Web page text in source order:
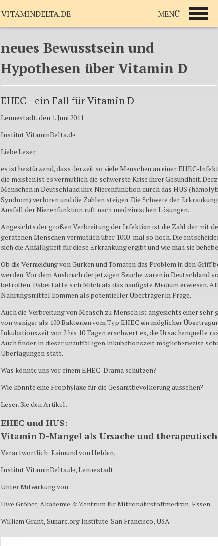
neues Bewusstsein und
Hypothesen über Vitamin D
EHEC - ein Fall für Vitamin D
Lennestadt, den 1. Juni 2011
Institut VitaminDelta.de
Liebe Leser,
es ist bestürzend, dass derzeit so viele Menschen an einer EHEC-
die meisten ist es vermutlich die schwerste Krise ihrer Gesundheit.
Menschen in Deutschland ihre Nierenfunktiondurch das HUS (
Syndrom) verloren und die Zahlen steigen. Die Schwere der
Ausfall derNierenfunktion ruft nach medizinischen Lösungen.
Angesichts der großen Verbreitung der Infektion ist die Zahl der mit
geratenen Menschen vermutlich über 1000-mal so hoch. Die
sich die Anfälligkeit fürdiese Erkrankung ergibt und wie man sie
Ob die Vermeidung von Gurken und Tomaten das Problem in den Griff
werden. Vor dem Ausbruch der jetzigen Seuche waren in Deutschland
betroffen. Dabei hatte sich Milch als das häufigste Medium erwiesen.
Nahrungsmittel kommen als potentieller Überträger in Frage.
Auch die Verbreitung von Mensch zu Mensch ist angesichts einer sehr
von weniger als 100 Bakterien vom Typ EHEC ein möglicher
Inkubationszeit von 2 bis 10 Tagen erschwert es, die Ursachenquelle
Auch finden in dieser unauffälligen Inkubationszeit möglicherweise
Übertagungen statt.
Was könnte uns vor einem EHEC-Drama schützen?
Wie könnte eine Prophylaxe für die Gesamtbevölkerung aussehen?
Lesen Sie den Artikel:
EHEC und HUS:
Vitamin D-Mangel als Ursache und
Verantwortlich: Raimund von Helden,
Institut VitaminDelta.de, Lennestadt
Unter Mitwirkung von :
Uwe Gröber, Akademie & Zentrum für Mikronährstoffmedizin, Essen
William Grant, Sunarc.org Institute, San Francisco, USA
VITAMINDELTA.DE MENÜ